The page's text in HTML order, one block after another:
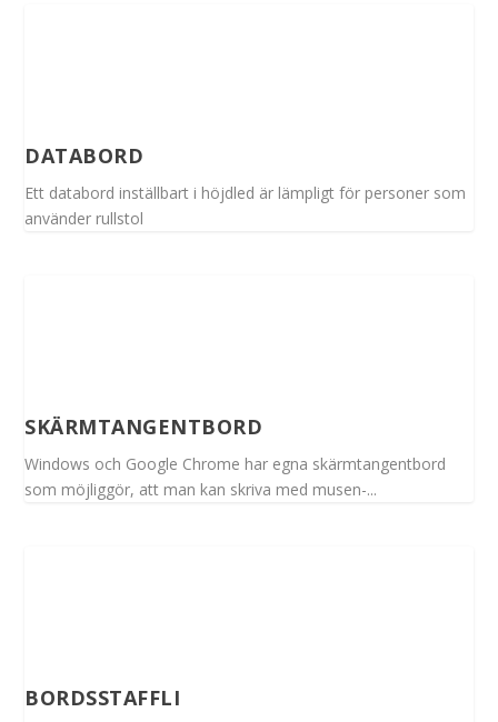
DATABORD
Ett databord inställbart i höjdled är lämpligt för personer som
använder rullstol
SKÄRMTANGENTBORD
Windows och Google Chrome har egna skärmtangentbord
som möjliggör, att man kan skriva med musen-...
BORDSSTAFFLI